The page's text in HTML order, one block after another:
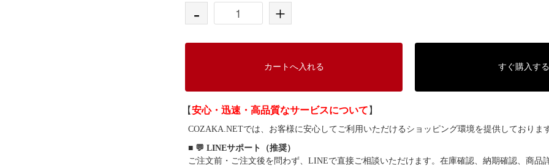
- +
カートへ入れる すぐ購入する
【安心・迅速・高品質なサービスについて 】
COZAKA.NETでは、お客様に安心してご利用いただけるショッピング環境を提供しておりま
■ 💬 LINEサポート（推奨）
ご注文前・ご注文後を問わず、LINEで直接ご相談いただけます。在庫確認、納期確認、商品